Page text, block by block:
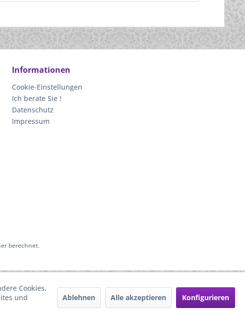
Informationen
Cookie-Einstellungen
Ich berate Sie !
Datenschutz
Impressum
berechnet.
Cookies,
und
Ablehnen Alle akzeptieren Konfigurieren